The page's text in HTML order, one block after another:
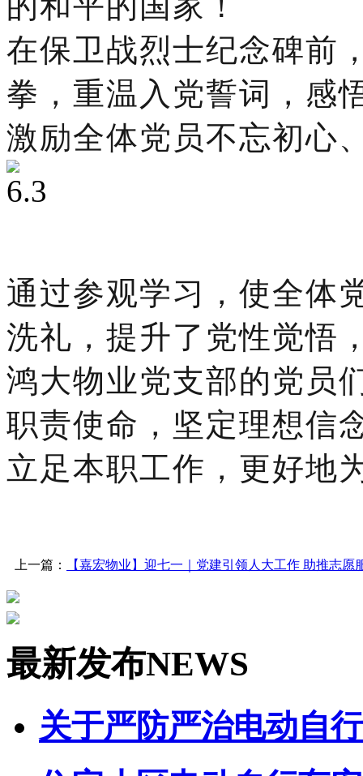
在保卫战烈士纪念碑前
拳，重温入党誓词，感
激励全体党员不忘初心
通过参观学习，使全体
洗礼，提升了党性觉悟
鸿大物业党支部的党员
职责使命，坚定理想信
立足本职工作，更好地
上一篇： 【嘉宏物业】迎七一｜党建引领人大工作 助推志愿
最新发布NEWS
关于严防严治电动自